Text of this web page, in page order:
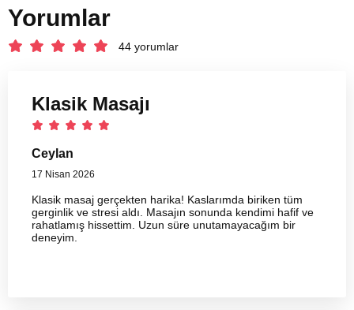
Yorumlar
44 yorumlar
Klasik Masajı
Ceylan
17 Nisan 2026
Klasik masaj gerçekten harika! Kaslarımda biriken tüm
gerginlik ve stresi aldı. Masajın sonunda kendimi hafif ve
rahatlamış hissettim. Uzun süre unutamayacağım bir
deneyim.